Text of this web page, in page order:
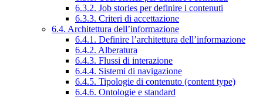
6.3.2. Job stories per definire i contenuti
6.3.3. Criteri di accettazione
6.4. Architettura dell’informazione
6.4.1. Definire l’architettura dell’informazione
6.4.2. Alberatura
6.4.3. Flussi di interazione
6.4.4. Sistemi di navigazione
6.4.5. Tipologie di contenuto (content type)
6.4.6. Ontologie e standard